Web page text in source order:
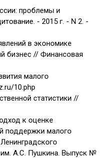
проблемы и
- 2015 г. - N 2. -
в экономике
бизнес // Финансовая
малого
10.php
статистики //
к оценке
поддержки малого
им. А.С. Пушкина. Выпуск №